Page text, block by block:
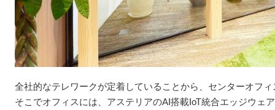
全社的なテレワークが定着していることから、センターオフ
そこでオフィスには、アステリアのAI搭載IoT統合エッジウェ